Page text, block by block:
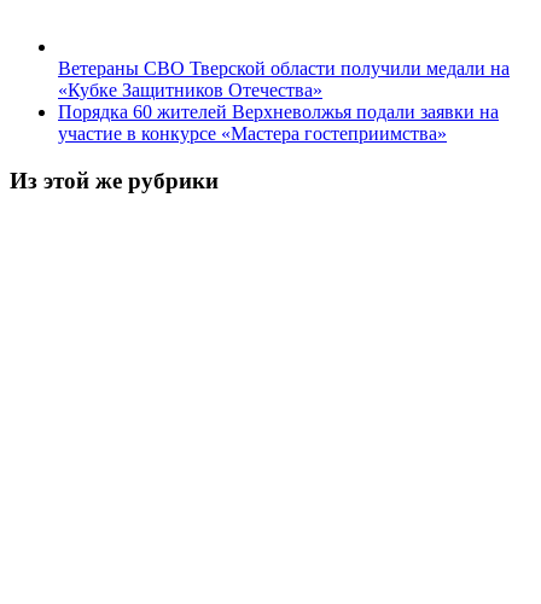
Ветераны СВО Тверской области получили медали на
«Кубке Защитников Отечества»
Порядка 60 жителей Верхневолжья подали заявки на
участие в конкурсе «Мастера гостеприимства»
Из этой же рубрики